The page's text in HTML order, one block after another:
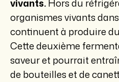
vivants. Hors du
organismes vivants
continuent à produire
Cette deuxième
saveur et pourrait
de bouteilles et de